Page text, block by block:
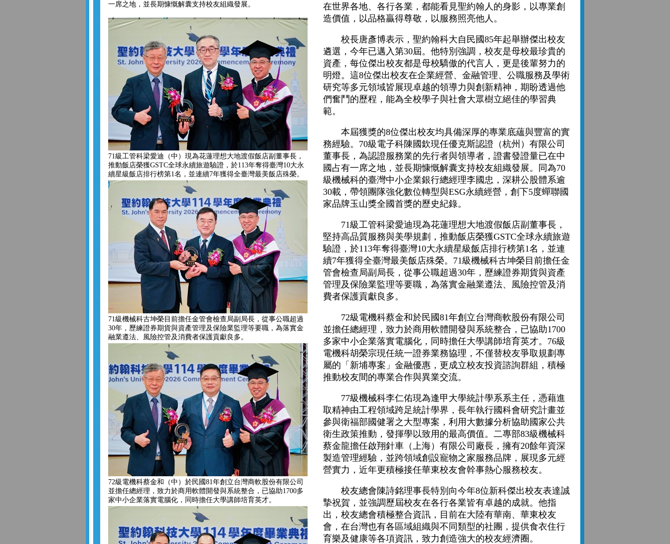
一席之地，並長期慷慨解囊支持校友組織發展。
71級工管科梁愛迪（中）現為花蓮理想大地渡假飯店副董事長，
推動飯店榮獲GSTC全球永續旅遊驗證，於113年奪得臺灣10大永
續星級飯店排行榜第1名，並連續7年獲得全臺灣最美飯店殊榮。
71級機械科古坤榮目前擔任金管會檢查局副局長，從事公職超過
30年，歷練證券期貨與資產管理及保險業監理等要職，為落實金
融業遵法、風險控管及消費者保護貢獻良多。
72級電機科蔡金和（中）於民國81年創立台灣商軟股份有限公司
並擔任總經理，致力於商用軟體開發與系統整合，已協助1700多
家中小企業落實電腦化，同時擔任大學講師培育英才。
在世界各地、各行各業，都能看見聖約翰人的身影，以專業創
造價值，以品格贏得尊敬，以服務照亮他人。
校長唐彥博表示，聖約翰科大自民國85年起舉辦傑出校友
遴選，今年已邁入第30屆。他特別強調，校友是母校最珍貴的
資產，每位傑出校友都是母校驕傲的代言人，更是後輩努力的
明燈。這8位傑出校友在企業經營、金融管理、公職服務及學術
研究等多元領域皆展現卓越的領導力與創新精神，期盼透過他
們奮鬥的歷程，能為全校學子與社會大眾樹立絕佳的學習典
範。
本屆獲獎的8位傑出校友均具備深厚的專業底蘊與豐富的實
務經驗。70級電子科陳國欽現任優克斯認證（杭州）有限公司
董事長，為認證服務業的先行者與領導者，證書發證量已在中
國占有一席之地，並長期慷慨解囊支持校友組織發展。同為70
級機械科的臺灣中小企業銀行總經理李國忠，深耕公股體系逾
30載，帶領團隊強化數位轉型與ESG永續經營，創下5度蟬聯國
家品牌玉山獎全國首獎的歷史紀錄。
71級工管科梁愛迪現為花蓮理想大地渡假飯店副董事長，
堅持高品質服務與美學規劃，推動飯店榮獲GSTC全球永續旅遊
驗證，於113年奪得臺灣10大永續星級飯店排行榜第1名，並連
續7年獲得全臺灣最美飯店殊榮。71級機械科古坤榮目前擔任金
管會檢查局副局長，從事公職超過30年，歷練證券期貨與資產
管理及保險業監理等要職，為落實金融業遵法、風險控管及消
費者保護貢獻良多。
72級電機科蔡金和於民國81年創立台灣商軟股份有限公司
並擔任總經理，致力於商用軟體開發與系統整合，已協助1700
多家中小企業落實電腦化，同時擔任大學講師培育英才。76級
電機科胡榮宗現任統一證券業務協理，不僅替校友爭取規劃專
屬的「新埔專案」金融優惠，更成立校友投資諮詢群組，積極
推動校友間的專業合作與異業交流。
77級機械科李仁佑現為逢甲大學統計學系系主任，憑藉進
取精神由工程領域跨足統計學界，長年執行國科會研究計畫並
參與衛福部國健署之大型專案，利用大數據分析協助國家公共
衛生政策推動，發揮學以致用的最高價值。二專部83級機械科
蔡金龍擔任啟翔針車（上海）有限公司廠長，擁有20餘年資深
製造管理經驗，並跨領域創設寵物之家服務品牌，展現多元經
營實力，近年更積極接任華東校友會幹事熱心服務校友。
校友總會陳詩銘理事長特別向今年8位新科傑出校友表達誠
摯祝賀，並強調歷屆校友在各行各業皆有卓越的成就。他指
出，校友總會積極整合資訊，目前在大陸有華南、華東校友
會，在台灣也有各區域組織與不同類型的社團，提供食衣住行
育樂及健康等各項資訊，致力創造強大的校友經濟圈。